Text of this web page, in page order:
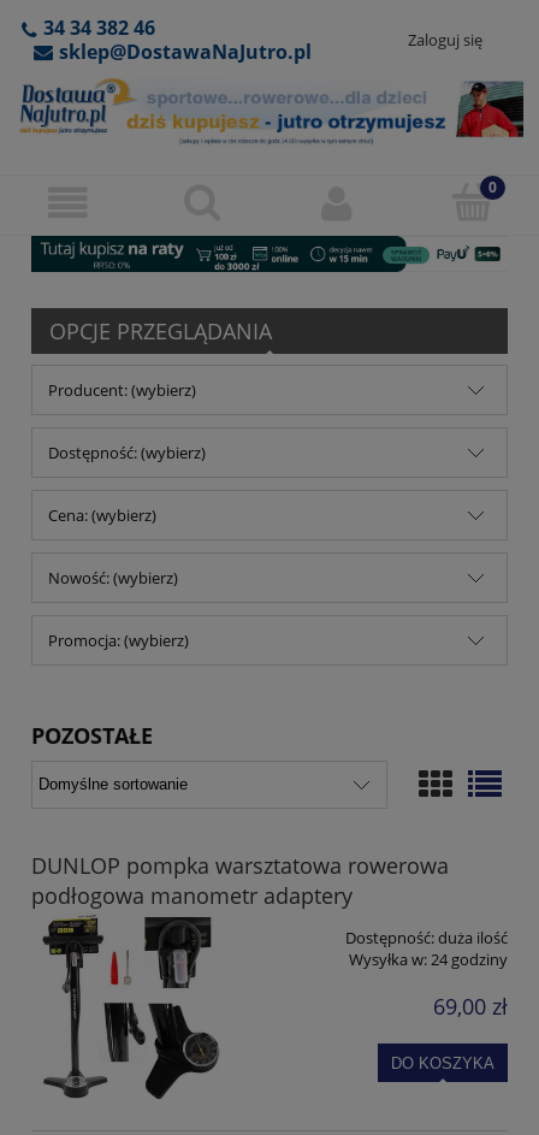
34 34 382 46
sklep@DostawaNaJutro.pl
Zaloguj się
OPCJE PRZEGLĄDANIA
Producent: (wybierz)
Dostępność: (wybierz)
Cena: (wybierz)
Nowość: (wybierz)
Promocja: (wybierz)
POZOSTAŁE
DUNLOP pompka warsztatowa rowerowa
podłogowa manometr adaptery
Dostępność:duża ilość
Wysyłka w:24 godziny
69,00 zł
DO KOSZYKA